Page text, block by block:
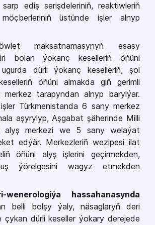
sarp ediş serişdeleriniň, reaktiwleriň
riniň üstünde işler alnyp
maksatnama­synyň esasy
bolan ýokanç keselleriň öňüni
dürli ýokanç keselleriň, şol
öňüni almakda giň gerimli
merkez tarapyndan alnyp barylýar.
Türkmenistanda 6 sany merkez
aşyry­lyp, Aşgabat şäherinde Milli
alyş merkezi we 5 sany welaýat
edýär. Merkezleriň wezipesi ilat
öňüni alyş işlerini geçir­mekden,
ýörelgesi­ni wagyz etmekden
has­sahanasynda
belli bolşy ýaly, näsaglaryň deri
çykan dürli keseller ýokary de­rejede